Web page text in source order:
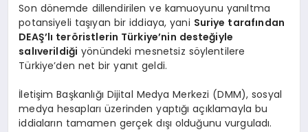
Son dönemde dillendirilen ve kamuoyunu yanıltma
potansiyeli taşıyan bir iddiaya, yani Suriye tarafından
DEAŞ’lı teröristlerin Türkiye’nin desteğiyle
salıverildiği yönündeki mesnetsiz söylentilere
Türkiye’den net bir yanıt geldi.
İletişim Başkanlığı Dijital Medya Merkezi (DMM), sosyal
medya hesapları üzerinden yaptığı açıklamayla bu
iddiaların tamamen gerçek dışı olduğunu vurguladı.